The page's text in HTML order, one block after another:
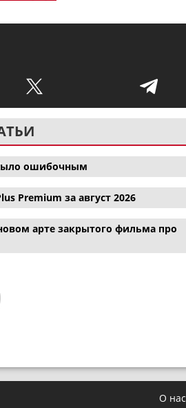
ошибочным
Premium за август 2026
арте закрытого фильма про
О нас